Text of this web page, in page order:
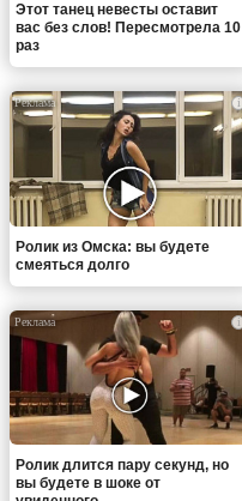
Этот танец невесты оставит
вас без слов! Пересмотрела 10
раз
i
Ролик из Омска: вы будете
смеяться долго
i
Ролик длится пару секунд, но
вы будете в шоке от